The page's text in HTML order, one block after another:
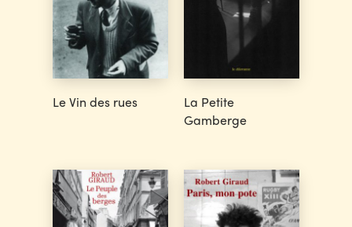
Le Vin des rues
La Petite
Gamberge